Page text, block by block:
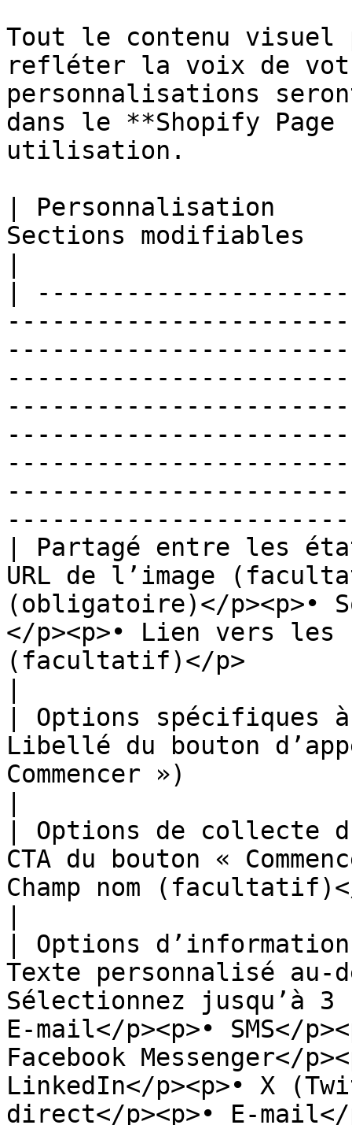
Tout le contenu visuel
refléter la voix de
personnalisations
dans le **Shopify
utilisation.
|
Sections modifiables
|
| Partagé entre les
URL de l’image
(obligatoire)</
</p><p>• Lien vers
(facultatif)</p>
| Options spécifiques
Libellé du bouton
Commencer »)
| Options de
CTA du bouton «
Champ nom
| Options
Texte personnalisé au-
Sélectionnez jusqu’à 3
E-mail</p><p>• SMS</
Facebook Messenger</
LinkedIn</p><p>• X
direct</p><p>• E-mail</